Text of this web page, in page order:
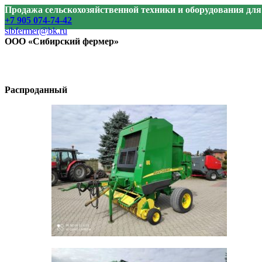
Продажа сельскохозяйственной техники и оборудования
+7 905 074-74-42
sibfermer@bk.ru
ООО «Сибирский фермер»
Распроданный